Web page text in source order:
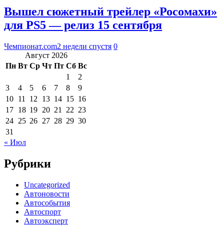
Вышел сюжетный трейлер «Росомахи»
для PS5 — релиз 15 сентября
Чемпионат.com2 недели спустя 0
Август 2026
Пн Вт Ср Чт Пт Сб Вс
1
2
3
4 5 6 7 8
9
10 11 12 13 14 15 16
17 18 19 20 21 22 23
24 25 26 27 28 29 30
31
« Июл
Рубрики
Uncategorized
Автоновости
Автособытия
Автоспорт
Автоэксперт